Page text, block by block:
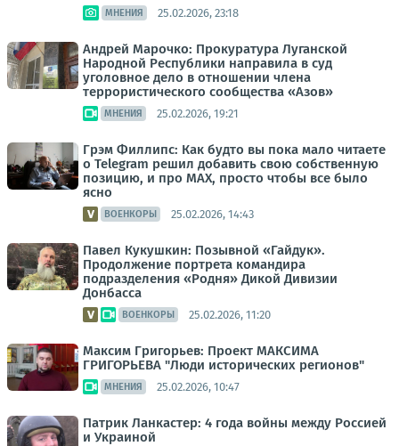
МНЕНИЯ 25.02.2026, 23:18
Андрей Марочко: Прокуратура Луганской
Народной Республики направила в суд
уголовное дело в отношении члена
террористического сообщества «Азов»
МНЕНИЯ 25.02.2026, 19:21
Грэм Филлипс: Как будто вы пока мало читаете
о Telegram решил добавить свою собственную
позицию, и про MAX, просто чтобы все было
ясно
ВОЕНКОРЫ 25.02.2026, 14:43
Павел Кукушкин: Позывной «Гайдук».
Продолжение портрета командира
подразделения «Родня» Дикой Дивизии
Донбасса
ВОЕНКОРЫ 25.02.2026, 11:20
Максим Григорьев: Проект МАКСИМА
ГРИГОРЬЕВА "Люди исторических регионов"
МНЕНИЯ 25.02.2026, 10:47
Патрик Ланкастер: 4 года войны между Россией
и Украиной